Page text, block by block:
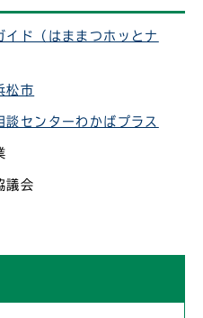
イド（はままつホッとナ
松市
センターわかばプラス
議会